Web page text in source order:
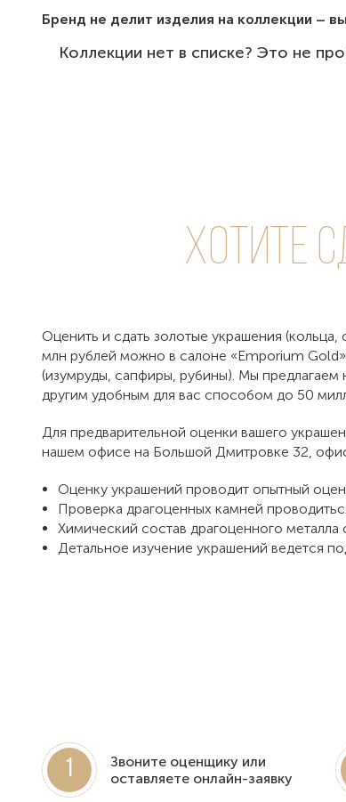
Бренд не делит изделия на коллекции —
Коллекции нет в списке? Это не
Хотите
Оценить и сдать золотые украшения
млн рублей можно в салоне «Emporium
(изумруды, сапфиры, рубины). Мы
другим удобным для вас способом до 50
Для предварительной оценки вашего
нашем офисе на Большой Дмитровке 32,
Оценку украшений проводит опытный
Проверка драгоценных камней
Химический состав драгоценного
Детальное изучение украшений
1
Звоните оценщику или
оставляете онлайн-заявку